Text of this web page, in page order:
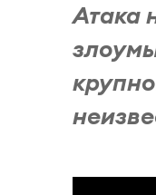
Атака